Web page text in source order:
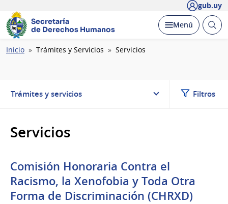
gub.uy
Secretaría
de Derechos Humanos
Desplegar
Menú Abrir
Ruta
Inicio Trámites y Servicios Servicios
Trámites y servicios Filtros
Servicios
Comisión Honoraria Contra el
Racismo, la Xenofobia y Toda Otra
Forma de Discriminación (CHRXD)